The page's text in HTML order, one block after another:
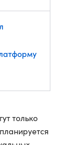
только